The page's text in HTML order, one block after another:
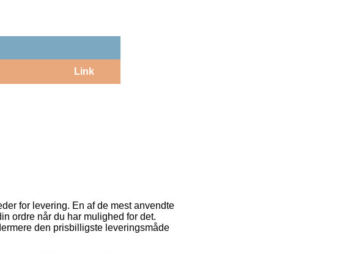
Link
for levering. En af de mest anvendte
ordre når du har mulighed for det.
den prisbilligste leveringsmåde